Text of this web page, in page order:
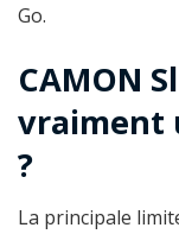
Go.
CAMON
vraiment
?
La principale